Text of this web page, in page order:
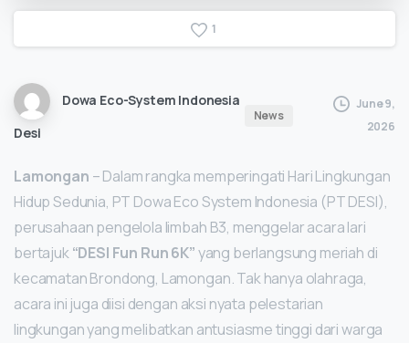
1
Dowa Eco-System Indonesia
Desi
News
June 9,
2026
Lamongan – Dalam rangka memperingati Hari Lingkungan
Hidup Sedunia, PT Dowa Eco System Indonesia (PT DESI),
perusahaan pengelola limbah B3, menggelar acara lari
bertajuk“DESI Fun Run 6K”yang berlangsung meriah di
kecamatan Brondong, Lamongan. Tak hanya olahraga,
acara ini juga diisi dengan aksi nyata pelestarian
lingkungan yang melibatkan antusiasme tinggi dari warga